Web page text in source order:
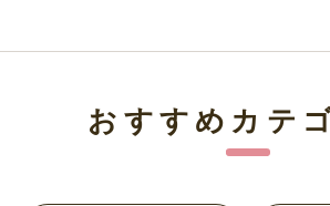
おすすめカテ